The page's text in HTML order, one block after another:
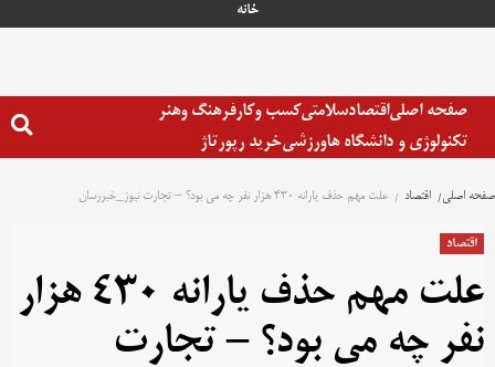
خانه
صفحه اصلیاقتصادسلامتیکسب وکارفرهنگ وهنر
تکنولوژی و دانشگاه هاورزشیخرید رپورتاژ
صفحه اصلی اقتصاد علت مهم حذف یارانه ۴۳۰ هزار نفر چه می بود؟ – تجارت نیوز_خبررسان
اقتصاد
علت مهم حذف یارانه ۴۳۰ هزار
نفر چه می بود؟ – تجارت